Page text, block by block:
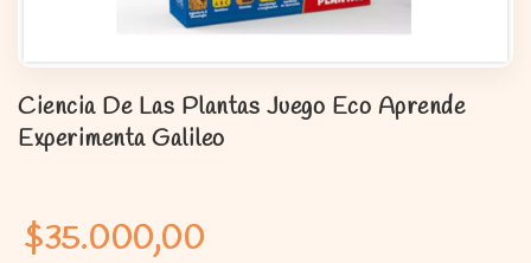
Ciencia De Las Plantas Juego Eco Aprende
Experimenta Galileo
$35.000,00